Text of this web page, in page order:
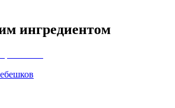
ингредиентом